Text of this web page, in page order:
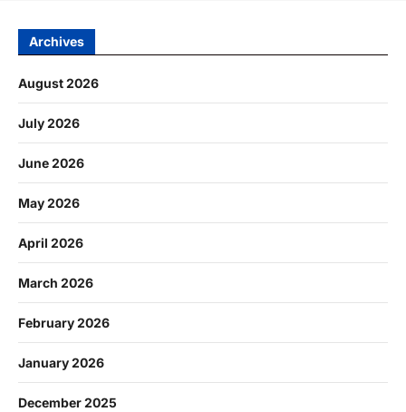
Archives
August 2026
July 2026
June 2026
May 2026
April 2026
March 2026
February 2026
January 2026
December 2025